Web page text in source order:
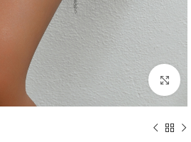
Click to enlarge